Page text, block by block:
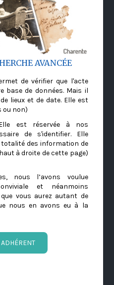
AVANCÉE
de vérifier que l'acte
base de données. Mais il
lieux et de date. Elle est
ou non)
est réservée à nos
de s'identifier. Elle
des information de
à droite de cette page)
nous l’avons voulue
et néanmoins
vous aurez autant de
nous en avons eu à la